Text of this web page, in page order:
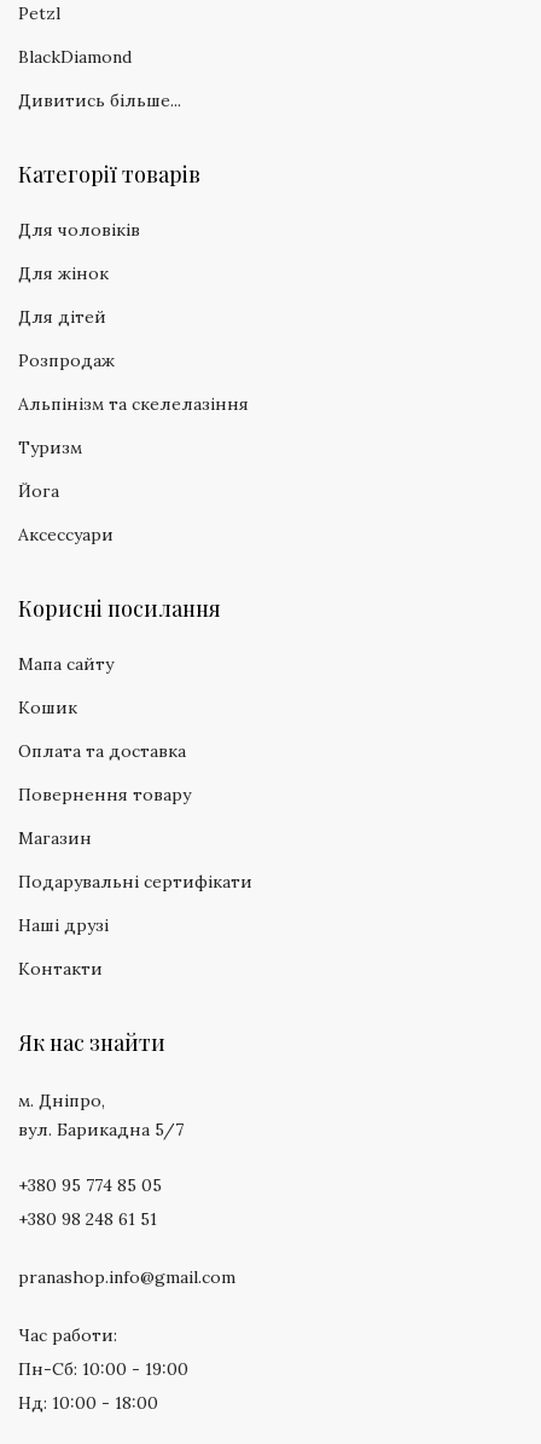
Petzl
BlackDiamond
Дивитись більше...
Категорії товарів
Для чоловіків
Для жінок
Для дітей
Розпродаж
Альпінізм та скелелазіння
Туризм
Йога
Аксессуари
Корисні посилання
Мапа сайту
Кошик
Оплата та доставка
Повернення товару
Магазин
Подарувальні сертифікати
Наші друзі
Контакти
Як нас знайти
м. Дніпро,
вул. Барикадна 5/7
+380 95 774 85 05
+380 98 248 61 51
pranashop.info@gmail.com
Час работи:
Пн-Сб: 10:00 - 19:00
Нд: 10:00 - 18:00